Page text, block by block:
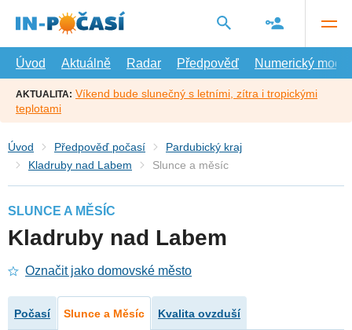
hlavní
Úvod
Aktuálně Radar Předpověď Numerický model
AKTUALITA: Víkend bude slunečný s letními, zítra i tropickými
teplotami
Úvod Předpověď počasí
Pardubický kraj
Kladruby nad Labem
Slunce a měsíc
SLUNCE A MĚSÍC
Kladruby nad Labem
Označit jako domovské město
Počasí Slunce a Měsíc Kvalita ovzduší